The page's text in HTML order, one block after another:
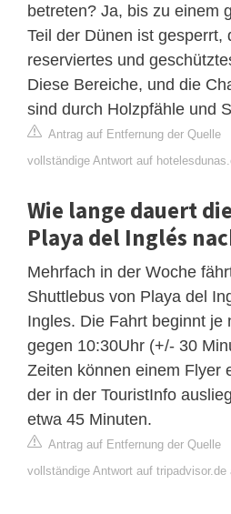
betreten? Ja, bis zu einem
Teil der Dünen ist gesperrt,
reserviertes und
Diese Bereiche, und die
sind durch Holzpfähle und
Antrag auf Entfernung der Quelle
vollständige Antwort auf
Wie lange dauert
Playa del Inglés
Mehrfach in der Woche
Shuttlebus von Playa del
Ingles. Die Fahrt beginnt je
gegen 10:30Uhr (+/- 30
Zeiten können einem Flyer
der in der TouristInfo
etwa 45 Minuten.
Antrag auf Entfernung der Quelle
vollständige Antwort auf tripadvisor.de